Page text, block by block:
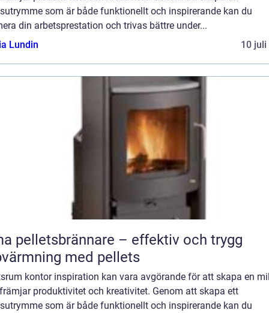
som är både funktionellt och inspirerande kan du
din arbetsprestation och trivas bättre under...
Lundin
10 juli
pelletsbrännare – effektiv och trygg
med pellets
kontor inspiration kan vara avgörande för att skapa en
produktivitet och kreativitet. Genom att skapa ett
som är både funktionellt och inspirerande kan du